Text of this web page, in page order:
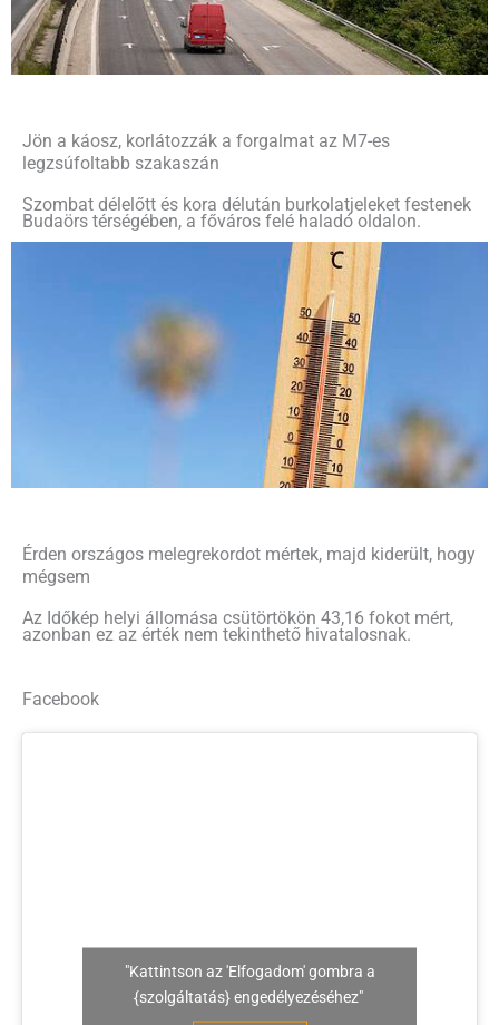
Jön a káosz, korlátozzák a forgalmat az M7-es
legzsúfoltabb szakaszán
Szombat délelőtt és kora délután burkolatjeleket festenek
Budaörs térségében, a főváros felé haladó oldalon.
Érden országos melegrekordot mértek, majd kiderült, hogy
mégsem
Az Időkép helyi állomása csütörtökön 43,16 fokot mért,
azonban ez az érték nem tekinthető hivatalosnak.
Facebook
"Kattintson az 'Elfogadom' gombra a
{szolgáltatás} engedélyezéséhez"